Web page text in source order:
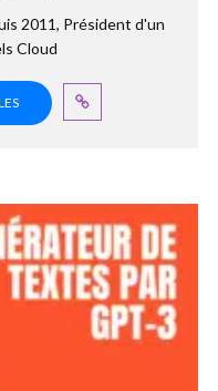
2011, Président d'un
Cloud